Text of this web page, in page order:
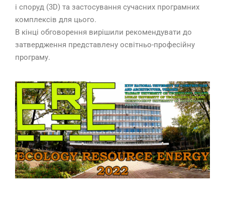
і споруд (3D) та застосування сучасних програмних
комплексів для цього.
В кінці обговорення вирішили рекомендувати до
затвердження представлену освітньо-професійну
програму.